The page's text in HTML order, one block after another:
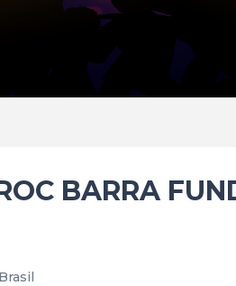
BARRA